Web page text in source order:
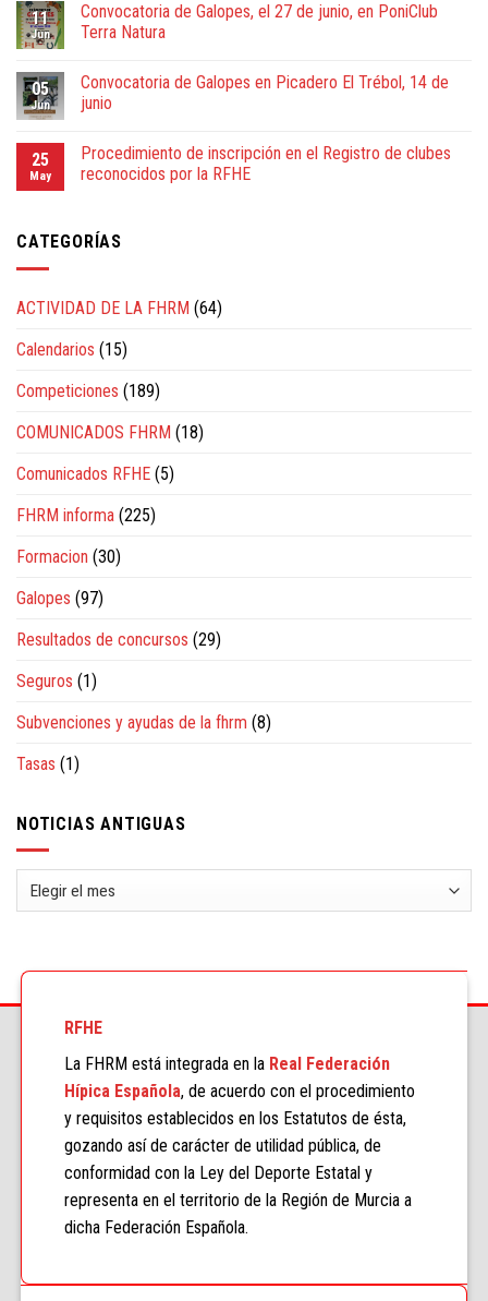
11
Jun
Convocatoria de Galopes, el 27 de junio, en PoniClub
Terra Natura
05
Jun
Convocatoria de Galopes en Picadero El Trébol, 14 de
junio
25
May
Procedimiento de inscripción en el Registro de clubes
reconocidos por la RFHE
CATEGORÍAS
ACTIVIDAD DE LA FHRM (64)
Calendarios (15)
Competiciones (189)
COMUNICADOS FHRM (18)
Comunicados RFHE (5)
FHRM informa (225)
Formacion (30)
Galopes (97)
Resultados de concursos (29)
Seguros (1)
Subvenciones y ayudas de la fhrm (8)
Tasas (1)
NOTICIAS ANTIGUAS
Noticias
antiguas
RFHE
La FHRM está integrada en la Real Federación
Hípica Española, de acuerdo con el procedimiento
y requisitos establecidos en los Estatutos de ésta,
gozando así de carácter de utilidad pública, de
conformidad con la Ley del Deporte Estatal y
representa en el territorio de la Región de Murcia a
dicha Federación Española.